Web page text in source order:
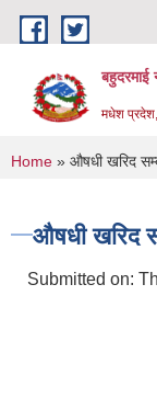
Skip to main content
बहुदरमाई
मधेश
You are
Home » औषधी खरिद
औषधी खरिद
Submitted on: